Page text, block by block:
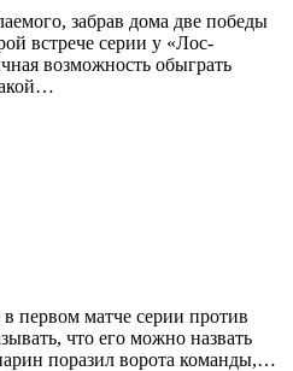
забрав дома две победы
встрече серии у «Лос-
возможность обыграть
первом матче серии против
что его можно назвать
поразил ворота команды,…